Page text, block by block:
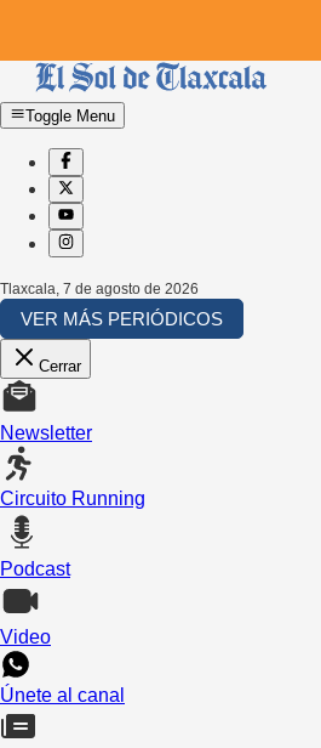
Toggle Menu
Tlaxcala 7 de agosto de 2026
VER MÁS PERIÓDICOS
Cerrar
Newsletter
Circuito Running
Podcast
Video
Únete al canal